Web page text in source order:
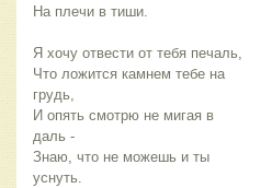
На плечи в тиши.
Я хочу отвести от тебя печаль,
Что ложится камнем тебе на
грудь,
И опять смотрю не мигая в
даль -
Знаю, что не можешь и ты
уснуть.